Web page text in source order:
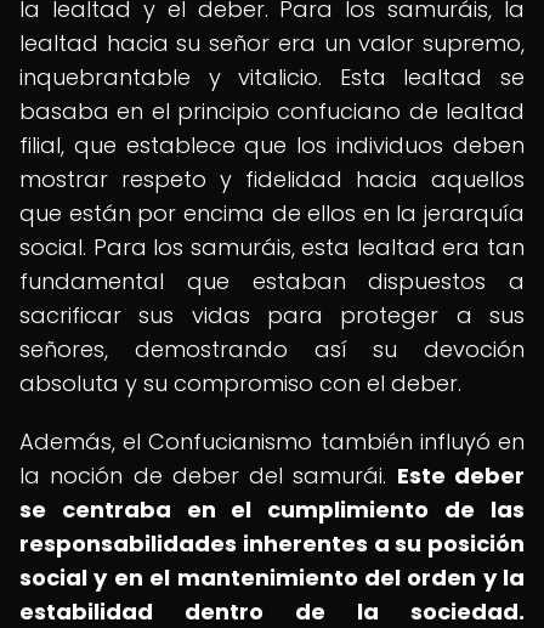
la lealtad y el deber. Para los samuráis, la
lealtad hacia su señor era un valor supremo,
inquebrantable y vitalicio. Esta lealtad se
basaba en el principio confuciano de lealtad
filial, que establece que los individuos deben
mostrar respeto y fidelidad hacia aquellos
que están por encima de ellos en la jerarquía
social. Para los samuráis, esta lealtad era tan
fundamental que estaban dispuestos a
sacrificar sus vidas para proteger a sus
señores, demostrando así su devoción
absoluta y su compromiso con el deber.
Además, el Confucianismo también influyó en
la noción de deber del samurái. Este deber
se centraba en el cumplimiento de las
responsabilidades inherentes a su posición
social y en el mantenimiento del orden y la
estabilidad dentro de la sociedad.